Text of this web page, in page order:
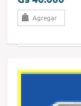
Agregar